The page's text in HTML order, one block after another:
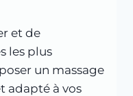
et de
les plus
un massage
adapté à vos